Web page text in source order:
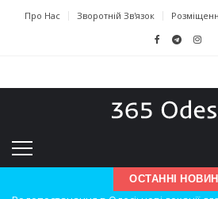
Про Нас Зворотній Зв'язок
ОСТАННІ